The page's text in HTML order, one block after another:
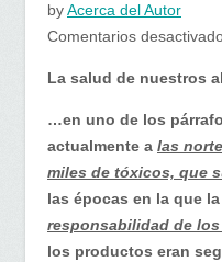
byAcerca del Autor
Comentarios
La salud de nuestros
…en uno de los
actualmente a las
miles de tóxicos, que
las épocas en la que
responsabilidad de
los productos eran